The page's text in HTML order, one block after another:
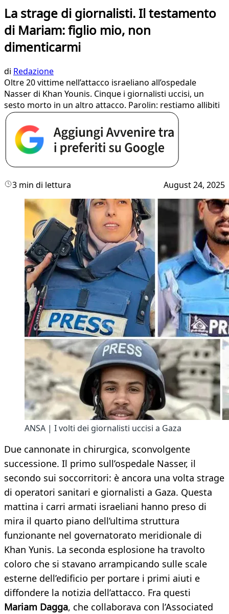
La strage di giornalisti. Il testamento
di Mariam: figlio mio, non
dimenticarmi
di Redazione
Oltre 20 vittime nell’attacco israeliano all’ospedale
Nasser di Khan Younis. Cinque i giornalisti uccisi, un
sesto morto in un altro attacco. Parolin: restiamo allibiti
3 min di lettura August 24, 2025
ANSA | I volti dei giornalisti uccisi a Gaza
Due cannonate in chirurgica, sconvolgente
successione. Il primo sull’ospedale Nasser, il
secondo sui soccorritori: è ancora una volta strage
di operatori sanitari e giornalisti a Gaza. Questa
mattina i carri armati israeliani hanno preso di
mira il quarto piano dell’ultima struttura
funzionante nel governatorato meridionale di
Khan Yunis. La seconda esplosione ha travolto
coloro che si stavano arrampicando sulle scale
esterne dell’edificio per portare i primi aiuti e
diffondere la notizia dell’attacco. Fra questi
Mariam Dagga, che collaborava con l’Associated